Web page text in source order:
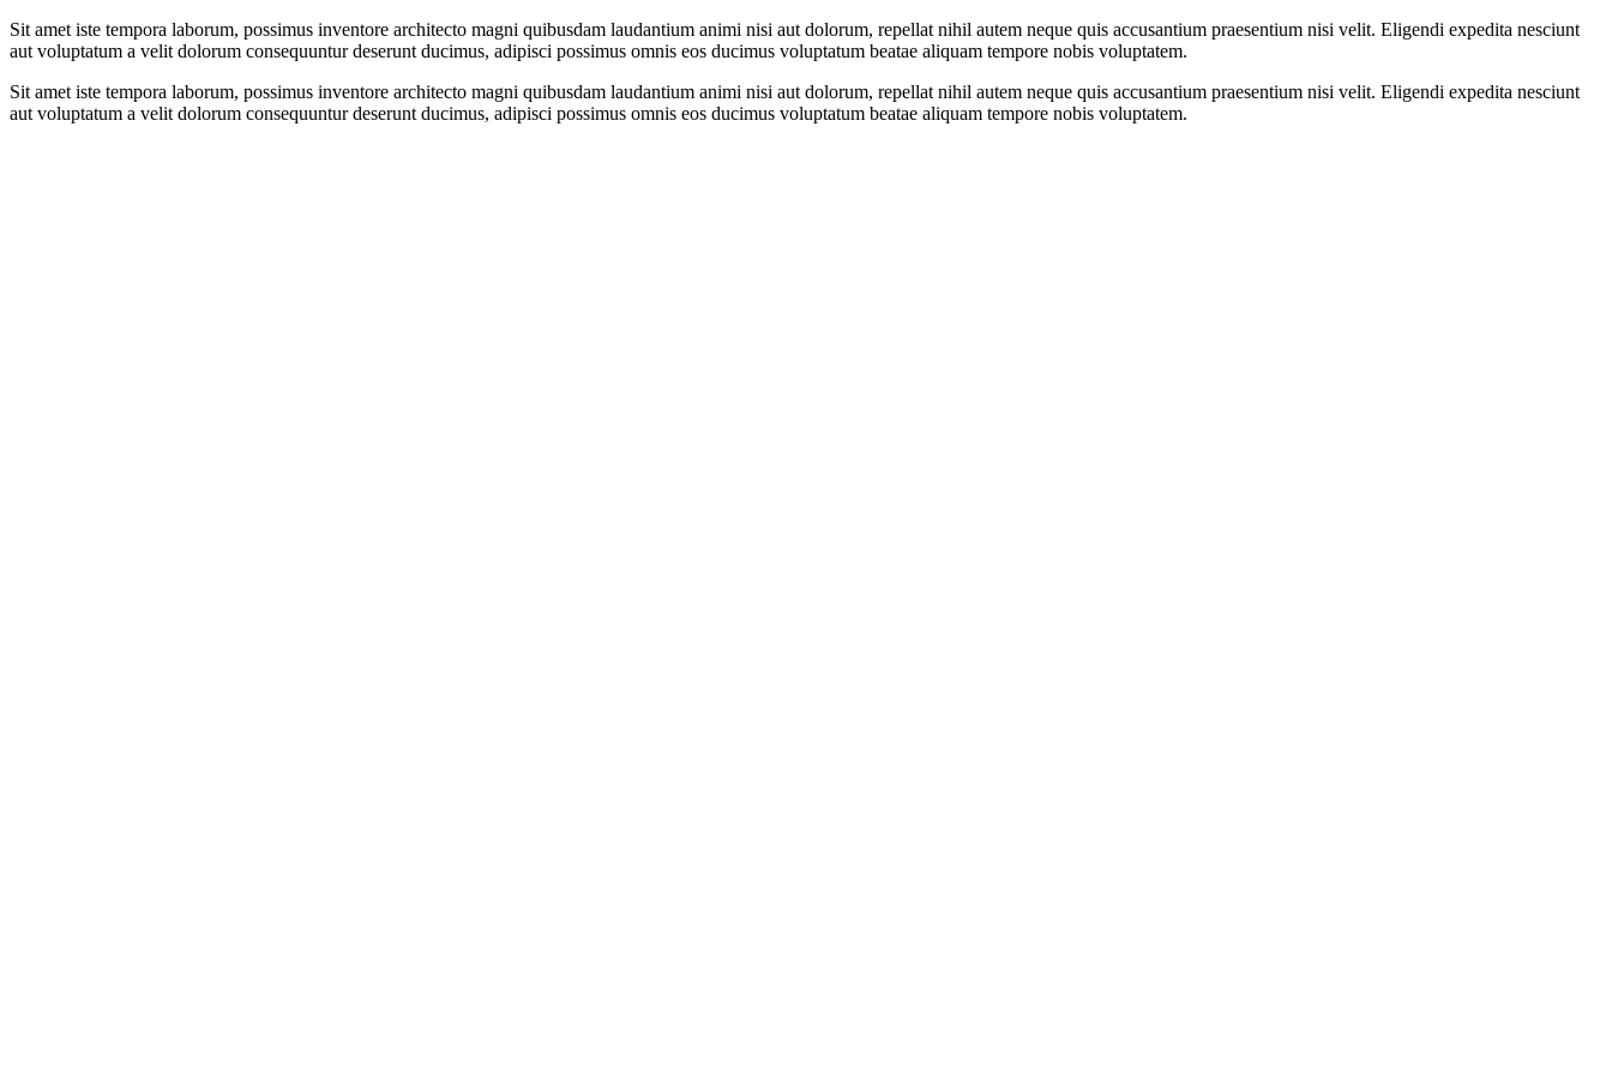
Sit amet iste tempora laborum, possimus inventore architecto magni quibusdam laudantium animi nisi aut dolorum, repellat nihil autem neque quis accusantium praesentium nisi velit. Eligendi expedita nesciunt
aut voluptatum a velit dolorum consequuntur deserunt ducimus, adipisci possimus omnis eos ducimus voluptatum beatae aliquam tempore nobis voluptatem.
Sit amet iste tempora laborum, possimus inventore architecto magni quibusdam laudantium animi nisi aut dolorum, repellat nihil autem neque quis accusantium praesentium nisi velit. Eligendi expedita nesciunt
aut voluptatum a velit dolorum consequuntur deserunt ducimus, adipisci possimus omnis eos ducimus voluptatum beatae aliquam tempore nobis voluptatem.